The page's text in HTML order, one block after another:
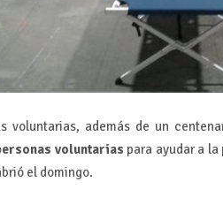
voluntarias, además de un
voluntarias para ayudar a
el domingo.